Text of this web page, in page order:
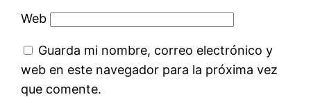
Web
Guarda mi nombre, correo electrónico y
web en este navegador para la próxima vez
que comente.